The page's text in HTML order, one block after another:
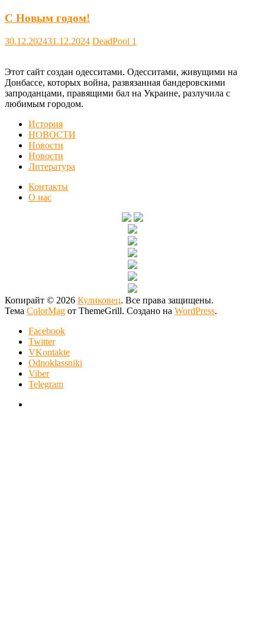
С Новым годом!
30.12.202431.12.2024 DeadPool 1
Этот сайт создан одесситами. Одесситами, живущими на
Донбассе, которых война, развязанная бандеровскими
запроданцами, правящими бал на Украине, разлучила с
любимым городом.
История
НОВОСТИ
Новости
Новости
Литература
Контакты
О нас
Копирайт © 2026 Куликовец. Все права защищены.
Тема ColorMag от ThemeGrill. Создано на WordPress.
Facebook
Twitter
VKontakte
Odnoklassniki
Viber
Telegram